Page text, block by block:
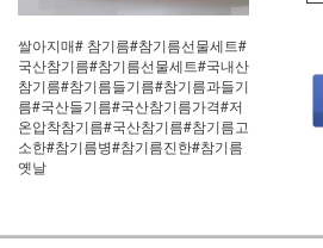
쌀아지매# 참기름#참기름선물세트#
국산참기름#참기름선물세트#국내산
참기름#참기름들기름#참기름과들기
름#국산들기름#국산참기름가격#저
온압착참기름#국산참기름#참기름고
소한#참기름병#참기름진한#참기름
옛날